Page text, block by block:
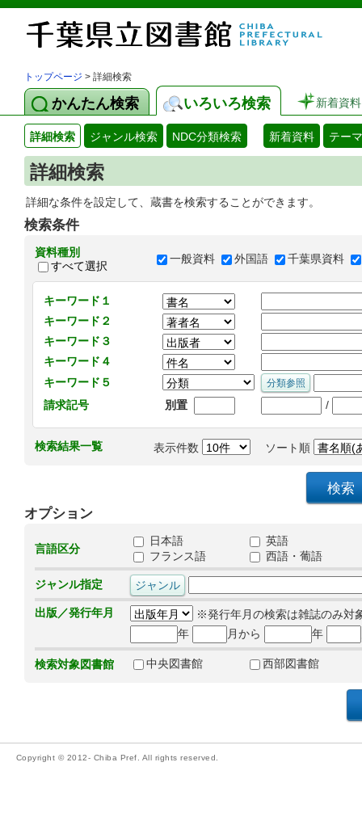
トップページ > 詳細検索
かんたん検索 いろいろ検索 新着資料
詳細検索 ジャンル検索 NDC分類検索 新着資料 テー
詳細検索
詳細な条件を設定して、蔵書を検索することができます。
検索条件
資料種別
すべて選択
一般資料 外国語 千葉県資料
キーワード１
キーワード２
キーワード３
キーワード４
キーワード５
請求記号
別置 /
検索結果一覧 表示件数 ソート順
オプション
言語区分
日本語
英語
フランス語
西語・葡語
ジャンル指定
出版／発行年月
※発行年月の検索は雑誌のみ対
年
月から 年
検索対象図書館 中央図書館 西部図書館
Copyright © 2012- Chiba Pref. All rights reserved.